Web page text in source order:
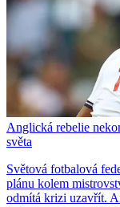
Anglická rebelie
světa
Světová fotbalová
plánu kolem
odmítá krizi uzavřít.